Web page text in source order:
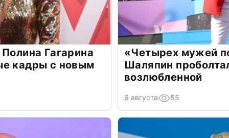
Гагарина
кадры с новым
«Четырех мужей
Шаляпин
возлюбленной
6 августа 55